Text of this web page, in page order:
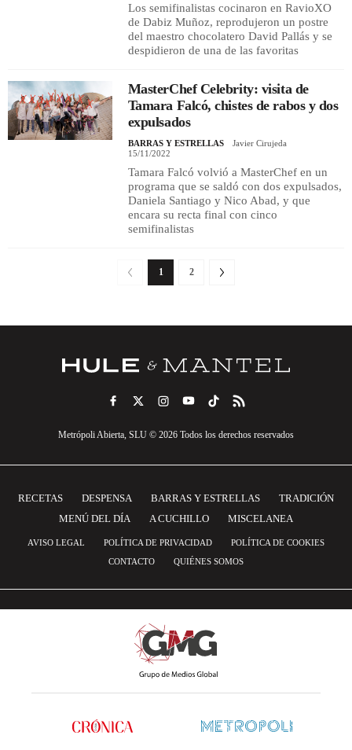
Los semifinalistas cocinaron en RavioXO
de Dabiz Muñoz, reprodujeron un postre
del maestro chocolatero David Pallás y se
despidieron de una de las favoritas
MasterChef Celebrity: visita de
Tamara Falcó, chistes de rabos y dos
expulsados
BARRAS Y ESTRELLAS
Javier Cirujeda
15/11/2022
Tamara Falcó volvió a MasterChef en un
programa que se saldó con dos expulsados,
Daniela Santiago y Nico Abad, y que
encara su recta final con cinco
semifinalistas
1 2
Metrópoli Abierta, SLU © 2026 Todos los derechos reservados
RECETAS DESPENSA BARRAS Y ESTRELLAS
TRADICIÓN
MENÚ DEL DÍA
A CUCHILLO MISCELANEA
AVISO LEGAL POLÍTICA DE PRIVACIDAD
POLÍTICA DE COOKIES
CONTACTO
QUIÉNES SOMOS